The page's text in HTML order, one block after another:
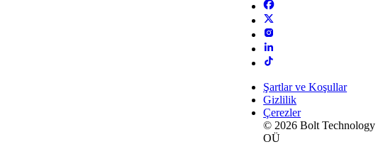
Şartlar ve Koşullar
Gizlilik
Çerezler
© 2026 Bolt Technology
OÜ